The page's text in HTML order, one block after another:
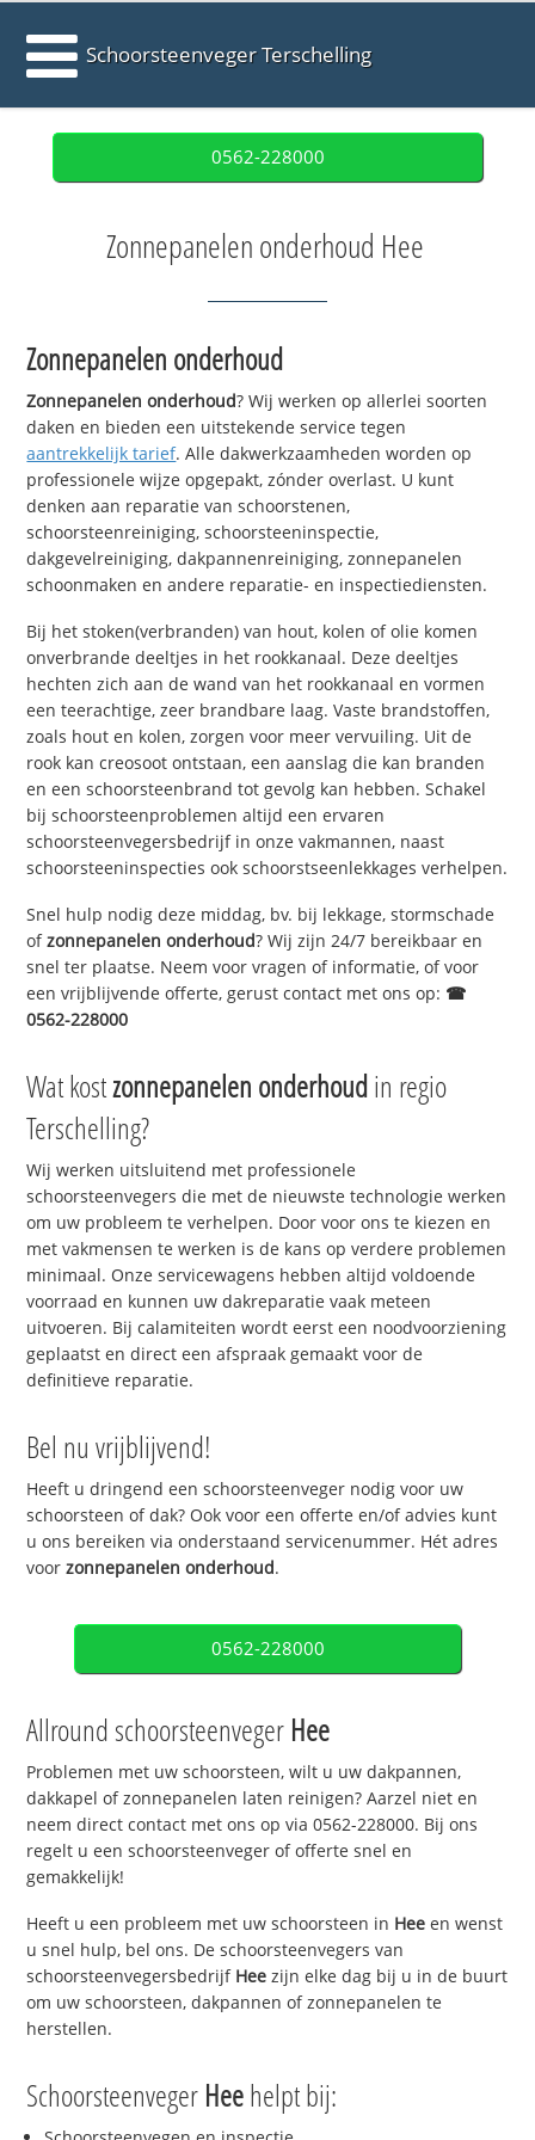
Schoorsteenveger Terschelling
0562-228000
Zonnepanelen onderhoud Hee
Zonnepanelen onderhoud
Zonnepanelen onderhoud? Wij werken op allerlei soorten
daken en bieden een uitstekende service tegen
aantrekkelijk tarief. Alle dakwerkzaamheden worden op
professionele wijze opgepakt, zónder overlast. U kunt
denken aan reparatie van schoorstenen,
schoorsteenreiniging, schoorsteeninspectie,
dakgevelreiniging, dakpannenreiniging, zonnepanelen
schoonmaken en andere reparatie- en inspectiediensten.
Bij het stoken(verbranden) van hout, kolen of olie komen
onverbrande deeltjes in het rookkanaal. Deze deeltjes
hechten zich aan de wand van het rookkanaal en vormen
een teerachtige, zeer brandbare laag. Vaste brandstoffen,
zoals hout en kolen, zorgen voor meer vervuiling. Uit de
rook kan creosoot ontstaan, een aanslag die kan branden
en een schoorsteenbrand tot gevolg kan hebben. Schakel
bij schoorsteenproblemen altijd een ervaren
schoorsteenvegersbedrijf in onze vakmannen, naast
schoorsteeninspecties ook schoorstseenlekkages verhelpen.
Snel hulp nodig deze middag, bv. bij lekkage, stormschade
ofzonnepanelen onderhoud? Wij zijn 24/7 bereikbaar en
snel ter plaatse. Neem voor vragen of informatie, of voor
een vrijblijvende offerte, gerust contact met ons op: ☎
0562-228000
Wat kostzonnepanelen onderhoudin regio
Terschelling?
Wij werken uitsluitend met professionele
schoorsteenvegers die met de nieuwste technologie werken
om uw probleem te verhelpen. Door voor ons te kiezen en
met vakmensen te werken is de kans op verdere problemen
minimaal. Onze servicewagens hebben altijd voldoende
voorraad en kunnen uw dakreparatie vaak meteen
uitvoeren. Bij calamiteiten wordt eerst een noodvoorziening
geplaatst en direct een afspraak gemaakt voor de
definitieve reparatie.
Bel nu vrijblijvend!
Heeft u dringend een schoorsteenveger nodig voor uw
schoorsteen of dak? Ook voor een offerte en/of advies kunt
u ons bereiken via onderstaand servicenummer. Hét adres
voorzonnepanelen onderhoud.
0562-228000
Allround schoorsteenveger Hee
Problemen met uw schoorsteen, wilt u uw dakpannen,
dakkapel of zonnepanelen laten reinigen? Aarzel niet en
neem direct contact met ons op via 0562-228000. Bij ons
regelt u een schoorsteenveger of offerte snel en
gemakkelijk!
Heeft u een probleem met uw schoorsteen in Hee en wenst
u snel hulp, bel ons. De schoorsteenvegers van
schoorsteenvegersbedrijf Hee zijn elke dag bij u in de buurt
om uw schoorsteen, dakpannen of zonnepanelen te
herstellen.
Schoorsteenveger Heehelpt bij: